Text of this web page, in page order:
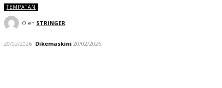
TEMPATAN
Oleh STRINGER
20/02/2026 Dikemaskini 20/02/2026